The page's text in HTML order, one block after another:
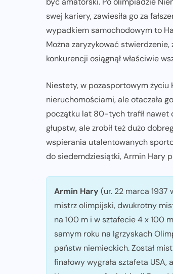
swej kariery, zawiesiła go za
wypadkiem samochodowym to
Można zaryzykować
konkurencji osiągnął właściwie
Niestety, w pozasportowym życiu
nieruchomościami, ale otaczała
początku lat 80-tych trafił nawet
głupstw, ale zrobił też dużo
wspierania utalentowanych
do siedemdziesiątki, Armin Hary
Armin Hary(ur. 22 marca
mistrz olimpijski, dwukrotny
na 100 m i w sztafecie 4 x 100
samym roku na Igrzyskach
państw niemieckich. Został
finałowy wygrała sztafeta